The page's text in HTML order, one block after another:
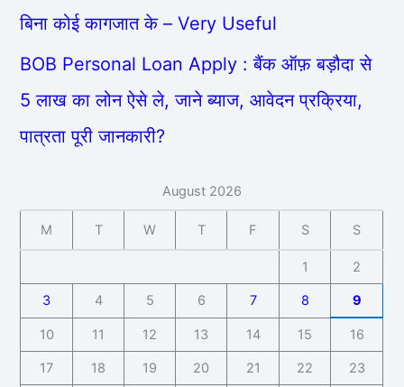
बिना कोई कागजात के – Very Useful
BOB Personal Loan Apply : बैंक ऑफ़ बड़ौदा से
5 लाख का लोन ऐसे ले, जाने ब्याज, आवेदन प्रक्रिया,
पात्रता पूरी जानकारी?
August 2026
M T W T F S S
1 2
3 4 5 6 7 8 9
10 11 12 13 14 15 16
17 18 19 20 21 22 23